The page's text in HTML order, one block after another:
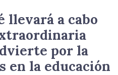
llevará a cabo
por la
en la educación